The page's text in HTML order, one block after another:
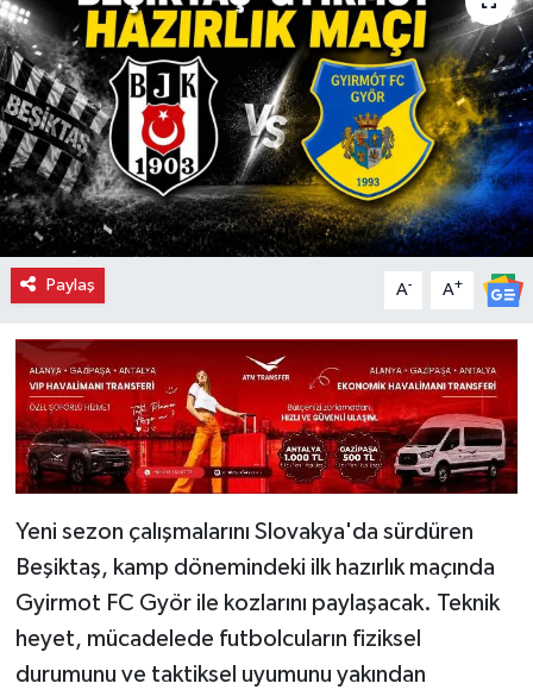
Paylaş A- A+
Yeni sezon çalışmalarını Slovakya'da sürdüren
Beşiktaş, kamp dönemindeki ilk hazırlık maçında
Gyirmot FC Györ ile kozlarını paylaşacak. Teknik
heyet, mücadelede futbolcuların fiziksel
durumunu ve taktiksel uyumunu yakından